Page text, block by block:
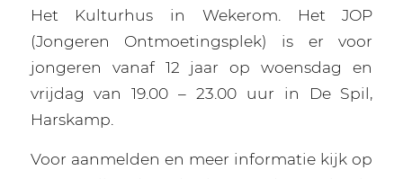
Het Kulturhus in Wekerom. Het JOP
(Jongeren Ontmoetingsplek) is er voor
jongeren vanaf 12 jaar op woensdag en
vrijdag van 19.00 – 23.00 uur in De Spil,
Harskamp.
Voor aanmelden en meer informatie kijk op